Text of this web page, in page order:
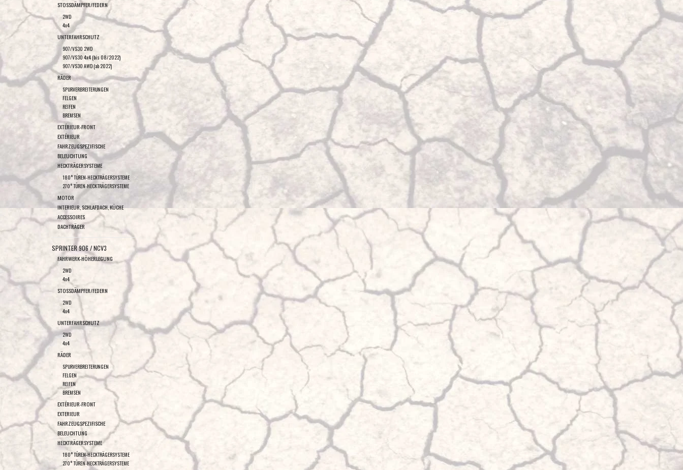
STOSSDÄMPFER/FEDERN
2WD
4x4
UNTERFAHRSCHUTZ
907/VS30 2WD
907/VS30 4x4 (bis 08/2022)
907/VS30 AWD (ab 2022)
RÄDER
SPURVERBREITERUNGEN
FELGEN
REIFEN
BREMSEN
EXTÉRIEUR-FRONT
EXTÉRIEUR
FAHRZEUGSPEZIFISCHE
BELEUCHTUNG
HECKTRÄGERSYSTEME
180° TÜREN-HECKTRÄGERSYSTEME
270° TÜREN-HECKTRÄGERSYSTEME
MOTOR
INTERIEUR, SCHLAFDACH, KÜCHE
ACCESSOIRES
DACHTRÄGER
SPRINTER 906 / NCV3
FAHRWERK-HÖHERLEGUNG
2WD
4x4
STOSSDÄMPFER/FEDERN
2WD
4x4
UNTERFAHRSCHUTZ
2WD
4x4
RÄDER
SPURVERBREITERUNGEN
FELGEN
REIFEN
BREMSEN
EXTÉRIEUR-FRONT
EXTERIEUR
FAHRZEUGSPEZIFISCHE
BELEUCHTUNG
HECKTRÄGERSYSTEME
180° TÜREN-HECKTRÄGERSYSTEME
270° TÜREN-HECKTRÄGERSYSTEME